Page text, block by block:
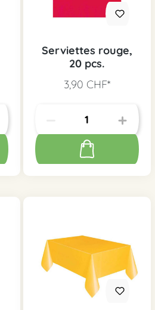
Serviettes rouge,
20 pcs.
3,90 CHF*